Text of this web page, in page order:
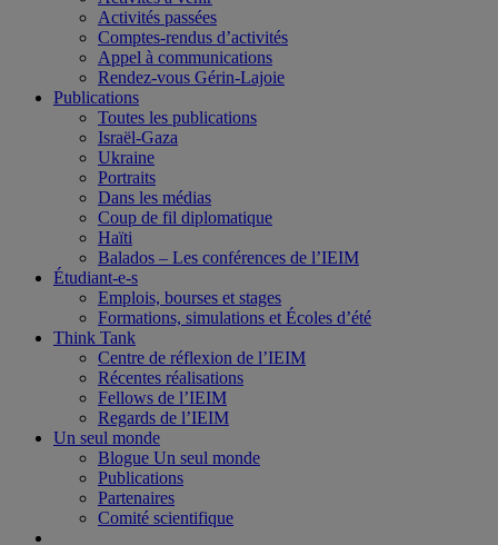
Activités passées
Comptes-rendus d’activités
Appel à communications
Rendez-vous Gérin-Lajoie
Publications
Toutes les publications
Israël-Gaza
Ukraine
Portraits
Dans les médias
Coup de fil diplomatique
Haïti
Balados – Les conférences de l’IEIM
Étudiant-e-s
Emplois, bourses et stages
Formations, simulations et Écoles d’été
Think Tank
Centre de réflexion de l’IEIM
Récentes réalisations
Fellows de l’IEIM
Regards de l’IEIM
Un seul monde
Blogue Un seul monde
Publications
Partenaires
Comité scientifique